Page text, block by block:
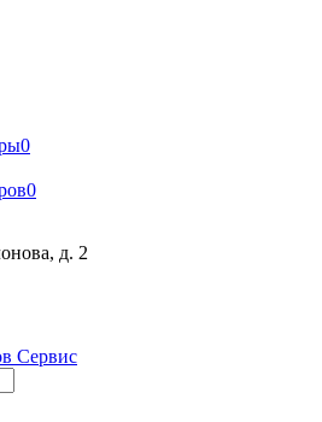
0
0
д. 2